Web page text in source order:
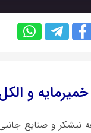
و الکل